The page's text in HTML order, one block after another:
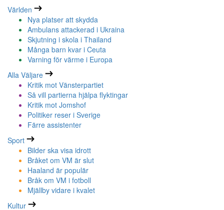
Världen
Nya platser att skydda
Ambulans attackerad i Ukraina
Skjutning i skola i Thailand
Många barn kvar i Ceuta
Varning för värme i Europa
Alla Väljare
Kritik mot Vänsterpartiet
Så vill partierna hjälpa flyktingar
Kritik mot Jomshof
Politiker reser i Sverige
Färre assistenter
Sport
Bilder ska visa idrott
Bråket om VM är slut
Haaland är populär
Bråk om VM i fotboll
Mjällby vidare i kvalet
Kultur